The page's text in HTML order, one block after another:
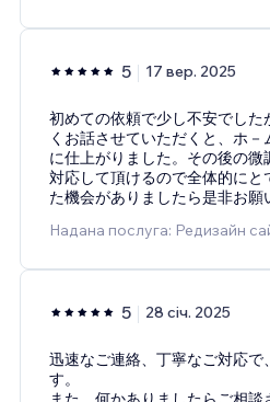
5 17 вер. 2025
初めての依頼で少し不安でし
くお話させていただくと、ホ
に仕上がりました。その後の
対応して頂けるので全体的にと
た機会がありましたら是非お願
Надана послуга: Редизайн
5 28 січ. 2025
迅速なご連絡、丁寧なご対応で
す。